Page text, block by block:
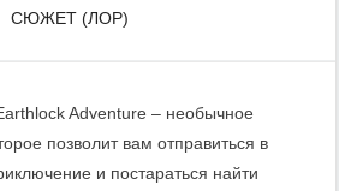
СЮЖЕТ (ЛОР)
Adventure – необычное
позволит вам отправиться в
и постараться найти